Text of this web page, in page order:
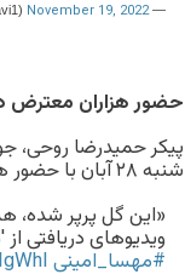
— Zia Nabavi (@ZiaNabavi1)
November 19, 2022
حضور هزاران معترض
پیکر حمیدرضا روحی،
شنبه ۲۸ آبان با حضور هزاران نفر به خاک سپرده شد.
«این گل پرپر شده،
ویدیوهای دریافتی
#مهسا_امینی